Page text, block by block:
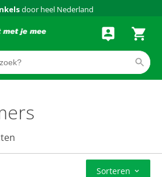
door heel Nederland
Sorteren
thuisbezorgd vanaf 50,-